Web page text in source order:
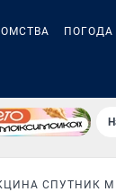
ПОГОДА
СПУТНИК М